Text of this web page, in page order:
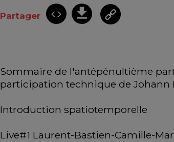
Partager
Sommaire de l'antépénultième
participation technique de Johann
Introduction spatiotemporelle
Live#1 Laurent-Bastien-Camille-